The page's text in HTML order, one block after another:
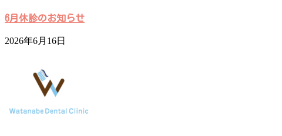
6月休診のお知らせ
2026年6月16日